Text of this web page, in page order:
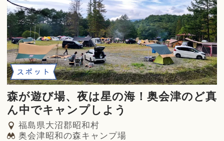
スポット
森が遊び場、夜は星の海！奥会津のど真
ん中でキャンプしよう
福島県大沼郡昭和村
奥会津昭和の森キャンプ場